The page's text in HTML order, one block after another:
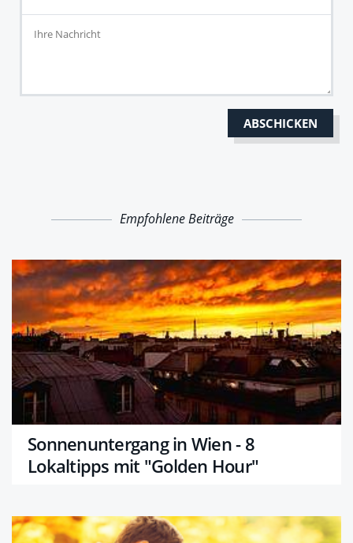
Empfohlene Beiträge
Sonnenuntergang in Wien - 8
Lokaltipps mit "Golden Hour"